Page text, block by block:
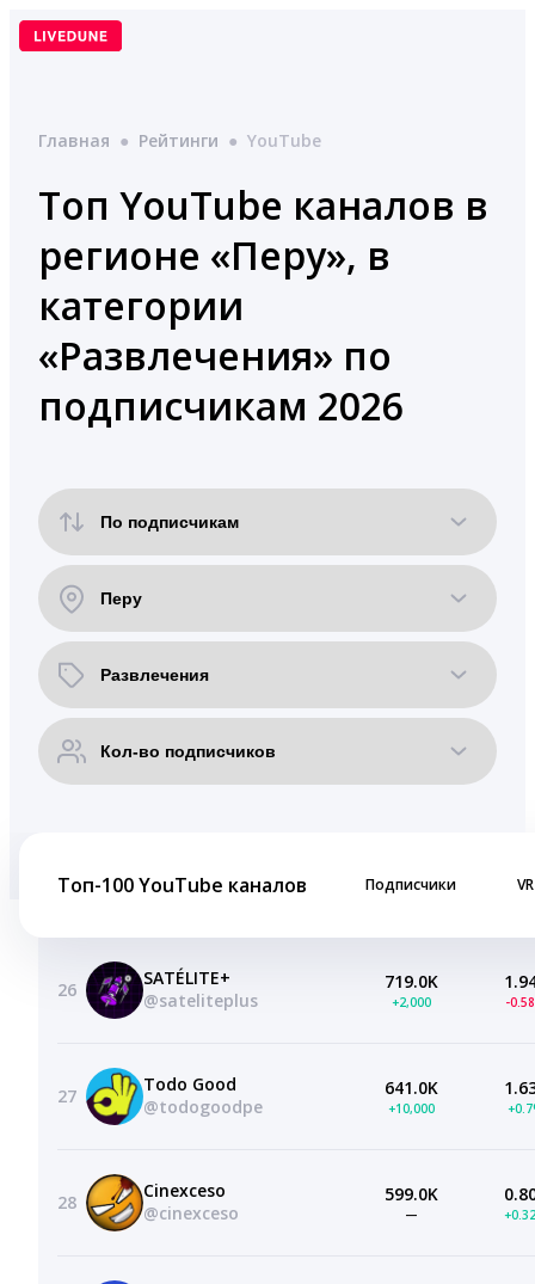
Перейти
Главная ● Рейтинги ● YouTube
Топ YouTube каналов в
регионе «Перу», в
категории
«Развлечения» по
подписчикам 2026
Топ-100 YouTube каналов Подписчики VR
26
SATÉLITE+
@sateliteplus
719.0K
+2,000 -
27
Todo Good
@todogoodpe
641.0K
+10,000
28
Cinexceso
@cinexceso
599.0K
—